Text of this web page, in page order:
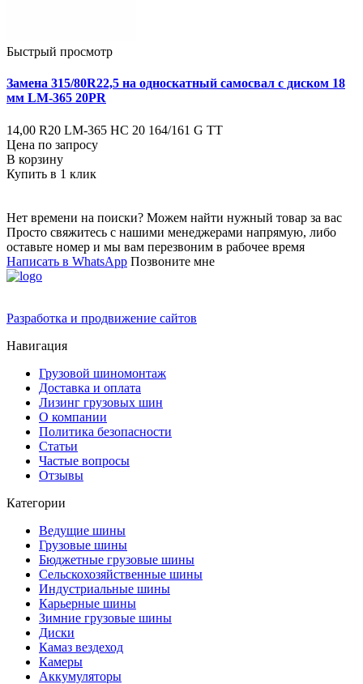
Быстрый просмотр
Замена 315/80R22,5 на односкатный самосвал с диском 18
мм LM-365 20PR
14,00 R20 LM-365 НС 20 164/161 G ТТ
Цена по запросу
В корзину
Купить в 1 клик
Нет времени на поиски? Можем найти нужный товар за вас
Просто свяжитесь с нашими менеджерами напрямую, либо
оставьте номер и мы вам перезвоним в рабочее время
Написать в WhatsApp Позвоните мне
Разработка и продвижение сайтов
Навигация
Грузовой шиномонтаж
Доставка и оплата
Лизинг грузовых шин
О компании
Политика безопасности
Статьи
Частые вопросы
Отзывы
Категории
Ведущие шины
Грузовые шины
Бюджетные грузовые шины
Сельскохозяйственные шины
Индустриальные шины
Карьерные шины
Зимние грузовые шины
Диски
Камаз вездеход
Камеры
Аккумуляторы